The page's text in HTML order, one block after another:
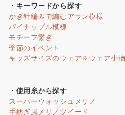
・キーワードから探す
かぎ針編みで編むアラン模様
パイナップル模様
モチーフ繋ぎ
季節のイベント
キッズサイズのウェア＆ウェア小物
・使用糸から探す
スーパーウォッシュメリノ
手紡ぎ風メリノツイード